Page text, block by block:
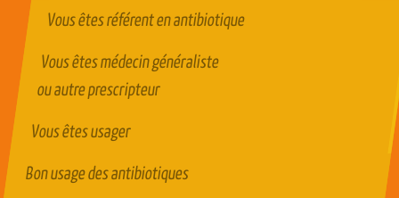
Vous êtes référent en antibiotique
Vous êtes médecin généraliste
ou autre prescripteur
Vous êtes usager
Bon usage des antibiotiques